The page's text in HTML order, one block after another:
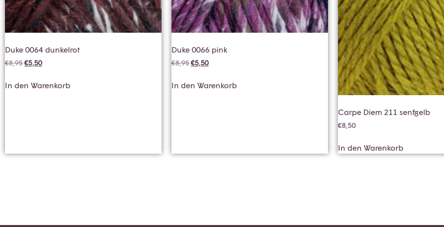
Duke 0064 dunkelrot
€8,95€5,50
In den Warenkorb
Duke 0066 pink
€8,95€5,50
In den Warenkorb
Carpe Diem 211 senfgelb
€8,50
In den Warenkorb